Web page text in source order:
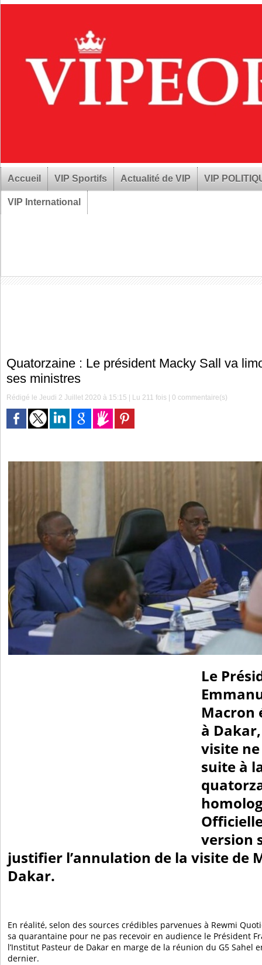
Accueil VIP Sportifs Actualité de VIP VIP
VIP International
Quatorzaine : Le président Macky Sall va
ses ministres
Rédigé le Jeudi 2 Juillet 2020 à 15:15 | Lu 211 fois |0 commentaire(s)
Le
Macron
à
visite
suite à
version
justifier l’annulation de la visite de
Dakar.
En réalité, selon des sources crédibles parvenues à Rewmi
sa quarantaine pour ne pas recevoir en audience le Président
l’Institut Pasteur de Dakar en marge de la réunion du G5 Sahel
dernier.